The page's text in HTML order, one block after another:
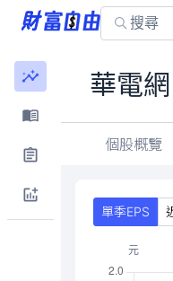
華電網
個股概覽
單季EPS